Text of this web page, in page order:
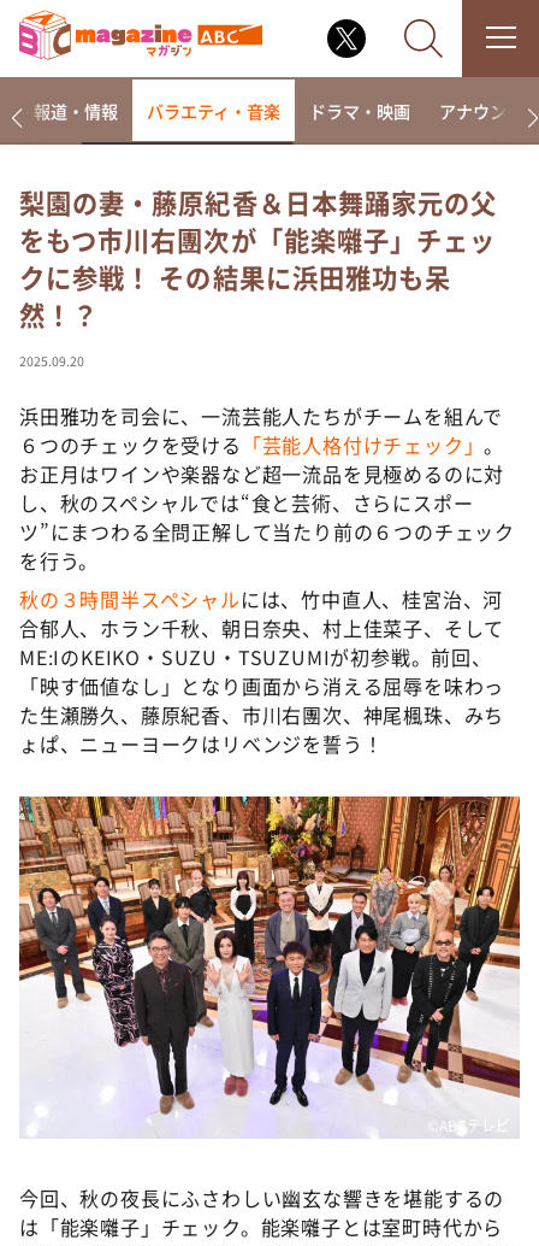
なるみ・岡村の過ぎるTV
相席食堂
これ余談なんですけど・・・
～人生密着トークバラエティ！～ やすとものいたっ
て真剣です
探偵！ナイトスクープ
news おかえり
河合＆A.B.C-Z塚田×福井アナ「なんでやねん！？」
（news おかえり）
DAIGOも台所 ～きょうの献立 何にする？～
本日はダイアンなり！シーズン２
朝だ！生です旅サラダ
教えて！ニュースライブ 正義のミカタ
ＬＩＦＥ～夢のカタチ～
新婚さんいらっしゃい！
ポツンと一軒家
ザキ山小屋本館
ぺこぱのまるスポ
アナ回覧板
報道・情報 バラエティ・音楽 ドラマ・映画 アナウンサー
梨園の妻・藤原紀香＆日本舞踊家元の父
をもつ市川右團次が「能楽囃子」チェッ
クに参戦！ その結果に浜田雅功も呆
然！？
2025.09.20
浜田雅功を司会に、一流芸能人たちがチームを組んで
６つのチェックを受ける 「芸能人格付けチェック」。
お正月はワインや楽器など超一流品を見極めるのに対
し、秋のスペシャルでは“食と芸術、さらにスポー
ツ”にまつわる全問正解して当たり前の６つのチェック
を行う。
秋の３時間半スペシャルには、竹中直人、桂宮治、河
合郁人、ホラン千秋、朝日奈央、村上佳菜子、そして
ME:IのKEIKO・SUZU・TSUZUMIが初参戦。前回、
「映す価値なし」となり画面から消える屈辱を味わっ
た生瀬勝久、藤原紀香、市川右團次、神尾楓珠、みち
ょぱ、ニューヨークはリベンジを誓う！
©ABCテレビ
今回、秋の夜長にふさわしい幽玄な響きを堪能するの
は「能楽囃子」チェック。能楽囃子とは室町時代から